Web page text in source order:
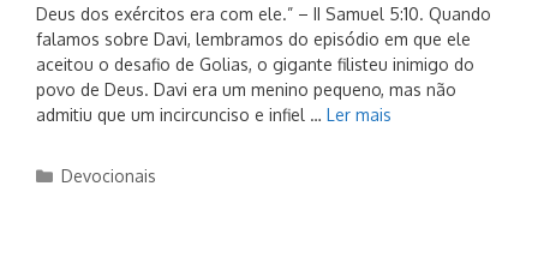
Deus dos exércitos era com ele.” – II Samuel 5:10. Quando
falamos sobre Davi, lembramos do episódio em que ele
aceitou o desafio de Golias, o gigante filisteu inimigo do
povo de Deus. Davi era um menino pequeno, mas não
admitiu que um incircunciso e infiel … Ler mais
Categorias
Devocionais